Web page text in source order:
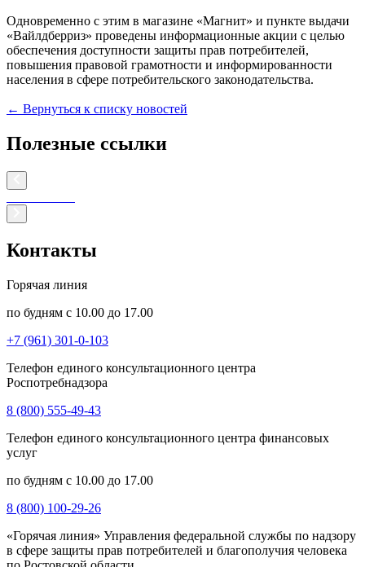
Одновременно с этим в магазине «Магнит» и пункте выдачи
«Вайлдберриз» проведены информационные акции с целью
обеспечения доступности защиты прав потребителей,
повышения правовой грамотности и информированности
населения в сфере потребительского законодательства.
← Вернуться к списку новостей
Полезные ссылки
Контакты
Горячая линия
по будням с 10.00 до 17.00
+7 (961) 301-0-103
Телефон единого консультационного центра
Роспотребнадзора
8 (800) 555-49-43
Телефон единого консультационного центра финансовых
услуг
по будням с 10.00 до 17.00
8 (800) 100-29-26
«Горячая линия» Управления федеральной службы по надзору
в сфере защиты прав потребителей и благополучия человека